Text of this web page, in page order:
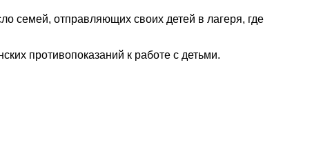
семей, отправляющих своих детей в лагеря, где
противопоказаний к работе с детьми.